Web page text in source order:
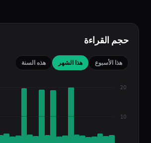
حجم القراءة
هذا الأسبوع هذا الشهر هذه السنة
20
10